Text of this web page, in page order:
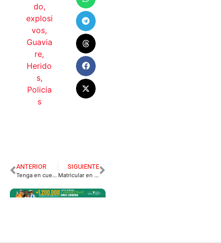
do,
explosi
vos,
Guavia
re,
Herido
s,
Policia
s
ANTERIOR
Tenga en cuenta las restricciones en las manifestaciones del 21 de septiembre en Villavicencio.
SIGUIENTE
Matricular en el Meta si vale la pena.